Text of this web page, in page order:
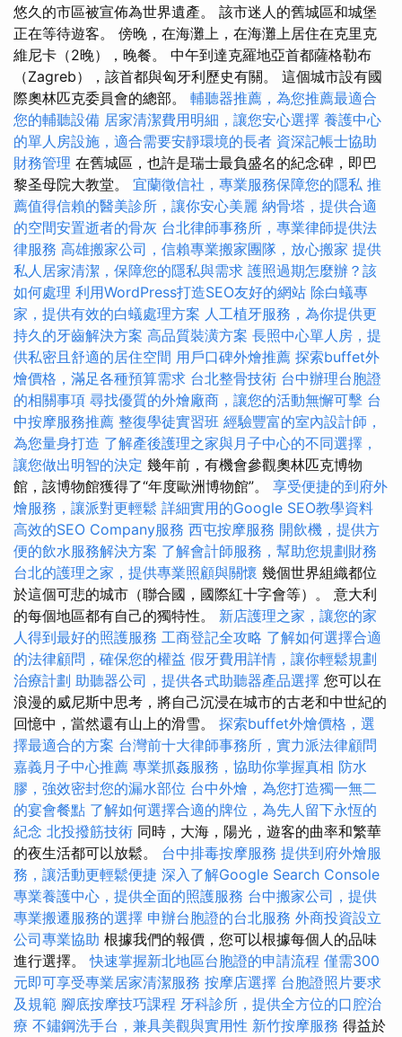
悠久的市區被宣佈為世界遺產。 該市迷人的舊城區和城堡
正在等待遊客。 傍晚，在海灘上，在海灘上居住在克里克
維尼卡（2晚），晚餐。 中午到達克羅地亞首都薩格勒布
（Zagreb），該首都與匈牙利歷史有關。 這個城市設有國
際奧林匹克委員會的總部。 輔聽器推薦，為您推薦最適合
您的輔聽設備 居家清潔費用明細，讓您安心選擇 養護中心
的單人房設施，適合需要安靜環境的長者 資深記帳士協助
財務管理 在舊城區，也許是瑞士最負盛名的紀念碑，即巴
黎圣母院大教堂。 宜蘭徵信社，專業服務保障您的隱私 推
薦值得信賴的醫美診所，讓你安心美麗 納骨塔，提供合適
的空間安置逝者的骨灰 台北律師事務所，專業律師提供法
律服務 高雄搬家公司，信賴專業搬家團隊，放心搬家 提供
私人居家清潔，保障您的隱私與需求 護照過期怎麼辦？該
如何處理 利用WordPress打造SEO友好的網站 除白蟻專
家，提供有效的白蟻處理方案 人工植牙服務，為你提供更
持久的牙齒解決方案 高品質裝潢方案 長照中心單人房，提
供私密且舒適的居住空間 用戶口碑外燴推薦 探索buffet外
燴價格，滿足各種預算需求 台北整骨技術 台中辦理台胞證
的相關事項 尋找優質的外燴廠商，讓您的活動無懈可擊 台
中按摩服務推薦 整復學徒實習班 經驗豐富的室內設計師，
為您量身打造 了解產後護理之家與月子中心的不同選擇，
讓您做出明智的決定 幾年前，有機會參觀奧林匹克博物
館，該博物館獲得了“年度歐洲博物館”。 享受便捷的到府外
燴服務，讓派對更輕鬆 詳細實用的Google SEO教學資料
高效的SEO Company服務 西屯按摩服務 開飲機，提供方
便的飲水服務解決方案 了解會計師服務，幫助您規劃財務
台北的護理之家，提供專業照顧與關懷 幾個世界組織都位
於這個可悲的城市（聯合國，國際紅十字會等）。 意大利
的每個地區都有自己的獨特性。 新店護理之家，讓您的家
人得到最好的照護服務 工商登記全攻略 了解如何選擇合適
的法律顧問，確保您的權益 假牙費用詳情，讓你輕鬆規劃
治療計劃 助聽器公司，提供各式助聽器產品選擇 您可以在
浪漫的威尼斯中思考，將自己沉浸在城市的古老和中世紀的
回憶中，當然還有山上的滑雪。 探索buffet外燴價格，選
擇最適合的方案 台灣前十大律師事務所，實力派法律顧問
嘉義月子中心推薦 專業抓姦服務，協助你掌握真相 防水
膠，強效密封您的漏水部位 台中外燴，為您打造獨一無二
的宴會餐點 了解如何選擇合適的牌位，為先人留下永恆的
紀念 北投撥筋技術 同時，大海，陽光，遊客的曲率和繁華
的夜生活都可以放鬆。 台中排毒按摩服務 提供到府外燴服
務，讓活動更輕鬆便捷 深入了解Google Search Console
專業養護中心，提供全面的照護服務 台中搬家公司，提供
專業搬遷服務的選擇 申辦台胞證的台北服務 外商投資設立
公司專業協助 根據我們的報價，您可以根據每個人的品味
進行選擇。快速掌握新北地區台胞證的申請流程 僅需300
元即可享受專業居家清潔服務 按摩店選擇 台胞證照片要求
及規範 腳底按摩技巧課程 牙科診所，提供全方位的口腔治
療 不鏽鋼洗手台，兼具美觀與實用性 新竹按摩服務 得益於